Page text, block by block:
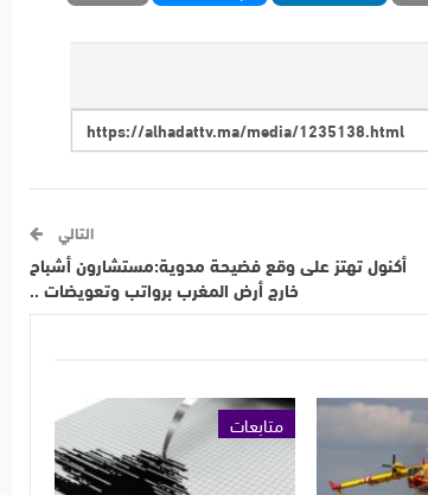
التالي
أكنول تهتز على وقع فضيحة مدوية:مستشارون أشباح
خارج أرض المغرب برواتب وتعويضات ..
متابعات